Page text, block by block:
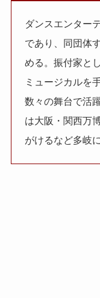
ダンスエンター
であり、同団体
める。振付家と
ミュージカルを
数々の舞台で活
は大阪・関西万
がけるなど多岐